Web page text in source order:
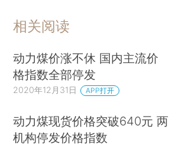
相关阅读
动力煤价涨不休 国内主流价
格指数全部停发
2020年12月31日 APP打开
动力煤现货价格突破640元 两
机构停发价格指数